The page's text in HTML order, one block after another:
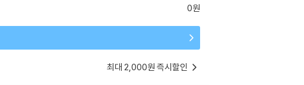
0원
최대 2,000원 즉시할인